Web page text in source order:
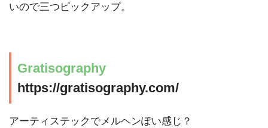
いので三つピックアップ。
Gratisography
https://gratisography.com/
アーティステックでメルヘンぽい感じ？